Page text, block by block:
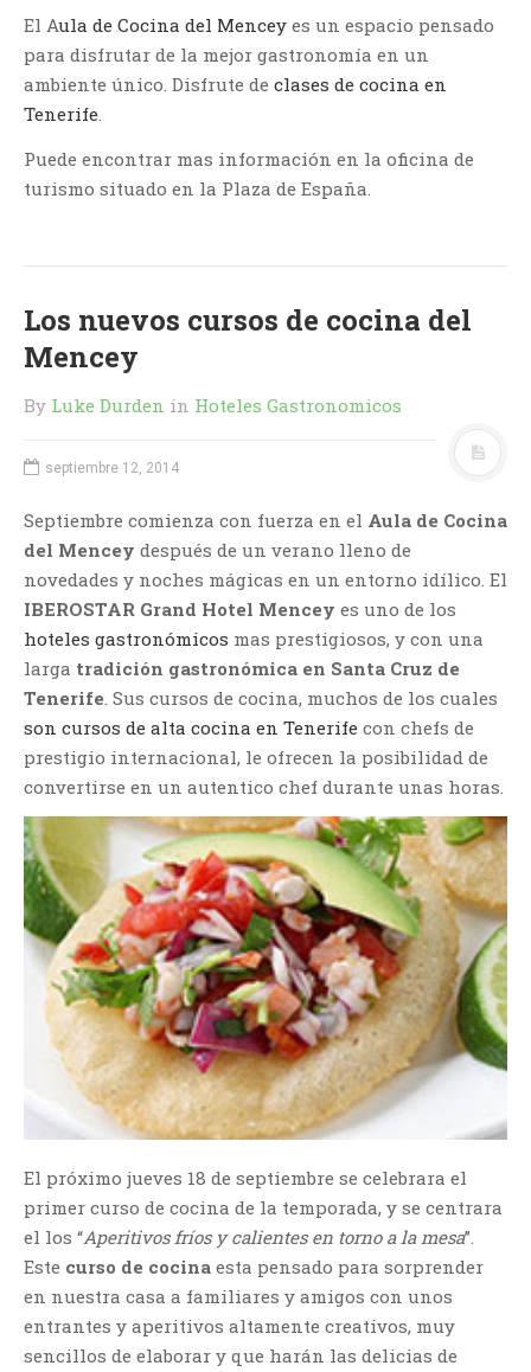
El Aula de Cocina del Mencey es un espacio pensado
para disfrutar de la mejor gastronomía en un
ambiente único. Disfrute de clases de cocina en
Tenerife.
Puede encontrar mas información en la oficina de
turismo situado en la Plaza de España.
Los nuevos cursos de cocina del
Mencey
By Luke Durden in Hoteles Gastronomicos
septiembre 12, 2014
Septiembre comienza con fuerza en el Aula de Cocina
del Mencey después de un verano lleno de
novedades y noches mágicas en un entorno idílico. El
IBEROSTAR Grand Hotel Mencey es uno de los
hoteles gastronómicos mas prestigiosos, y con una
larga tradición gastronómica en Santa Cruz de
Tenerife . Sus cursos de cocina, muchos de los cuales
son cursos de alta cocina en Tenerife con chefs de
prestigio internacional, le ofrecen la posibilidad de
convertirse en un autentico chef durante unas horas.
El próximo jueves 18 de septiembre se celebrara el
primer curso de cocina de la temporada, y se centrara
el los “Aperitivos fríos y calientes en torno a la mesa”.
Este curso de cocina esta pensado para sorprender
en nuestra casa a familiares y amigos con unos
entrantes y aperitivos altamente creativos, muy
sencillos de elaborar y que harán las delicias de